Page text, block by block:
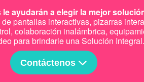
ayudarán a elegir la mejor
pantallas interactivas, pizarras
colaboración inalámbrica,
para brindarle una Solución Integral.
Contáctenos